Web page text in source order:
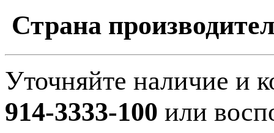
Страна
Уточняйте наличие и
914-3333-100 или